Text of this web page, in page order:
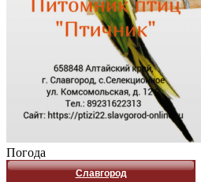
Погода
Славгород